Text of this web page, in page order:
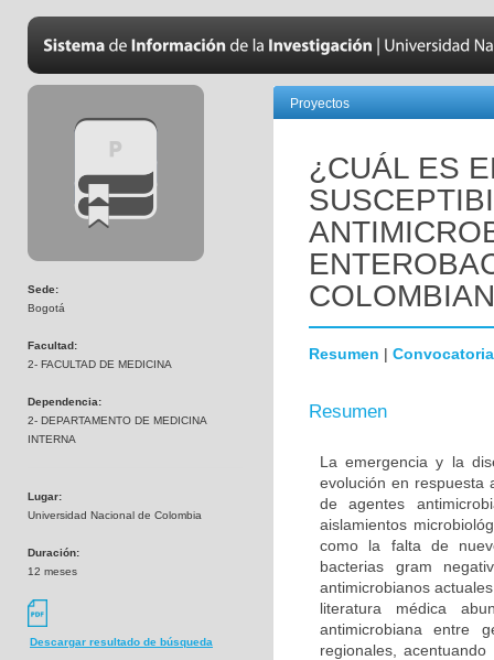
Sede:
Bogotá
Facultad:
2- FACULTAD DE MEDICINA
Dependencia:
2- DEPARTAMENTO DE MEDICINA
INTERNA
Lugar:
Universidad Nacional de Colombia
Duración:
12 meses
Descargar resultado de búsqueda
Proyectos
¿CUÁL ES
Resumen | Convocatoria
Resumen
La emergencia y la
evolución en respuesta
de agentes
aislamientos
como la falta de
bacterias gram
antimicrobianos
literatura médica
antimicrobiana entre
regionales,